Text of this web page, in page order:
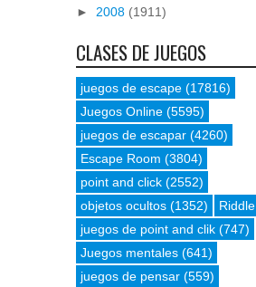
► 2008 (1911)
CLASES DE JUEGOS
juegos de escape (17816)
Juegos Online (5595)
juegos de escapar (4260)
Escape Room (3804)
point and click (2552)
objetos ocultos (1352) Riddle
juegos de point and clik (747)
Juegos mentales (641)
juegos de pensar (559)